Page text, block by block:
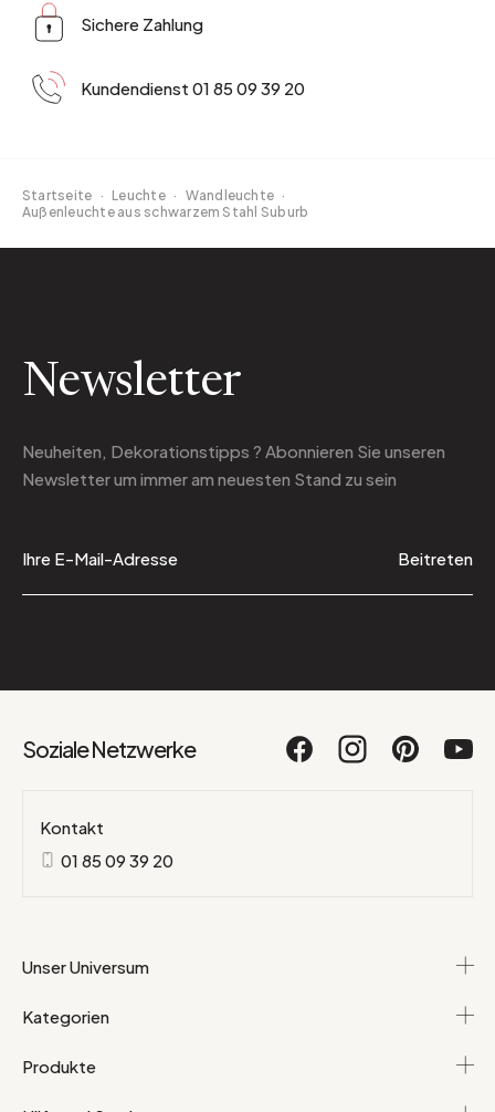
Sichere Zahlung
Kundendienst 01 85 09 39 20
Startseite · Leuchte · Wandleuchte ·
Außenleuchte aus schwarzem Stahl Suburb
Newsletter
Neuheiten, Dekorationstipps ? Abonnieren Sie unseren
Newsletterum immer am neuesten Stand zu sein
Beitreten
Soziale Netzwerke
Kontakt
01 85 09 39 20
Unser Universum
Kategorien
Produkte